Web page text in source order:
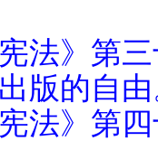
法》第
版的自
法》第